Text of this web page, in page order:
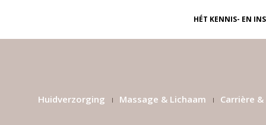
HÉT KENNIS- EN
Huidverzorging Massage & Lichaam Carrière